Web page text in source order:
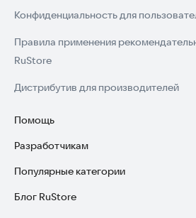
Конфиденциальность для
Правила применения
RuStore
Дистрибутив для производителей
Помощь
Установка RuStore на TV
Установка RuStore на телефон
Установка RuStore в машину
Разработчикам
Зарабатывать с RuStore
Стать разработчиком
Популярные категории
Игры для Android
Блог RuStore